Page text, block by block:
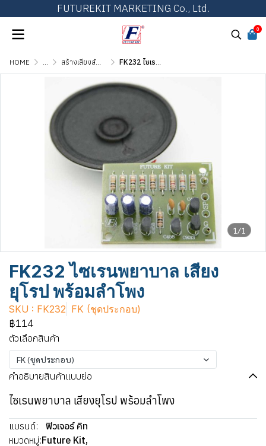
FUTUREKIT MARKETING Co., Ltd.
0
HOME ... สร้างเสียงสัญญาณ เสียงดนตรี และเสียงสัตว์ FK232 ไซเรนพยาบาล เสียงยุโรป พร้อมลำโพง
1/1
FK232 ไซเรนพยาบาล เสียง
ยุโรป พร้อมลำโพง
SKU : FK232 FK (ชุดประกอบ)
฿114
ตัวเลือกสินค้า
FK (ชุดประกอบ)
คำอธิบายสินค้าแบบย่อ
ไซเรนพยาบาล เสียงยุโรป พร้อมลำโพง
แบรนด์:
ฟิวเจอร์ คิท
หมวดหมู่:Future Kit,